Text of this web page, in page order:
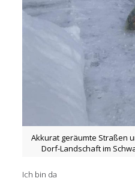
Akkurat geräumte Straßen
Dorf-Landschaft im
Ich bin da